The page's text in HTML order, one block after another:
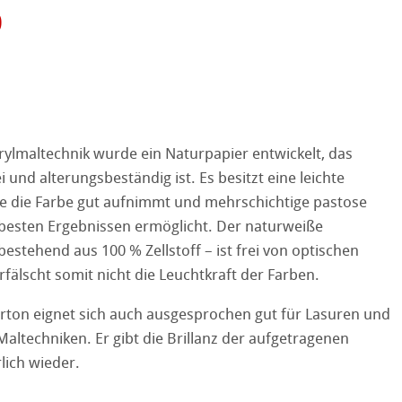
Albums
Album
Rag
Pastel
wurde ein Naturpapier entwickelt, das
und alterungsbeständig ist. Es besitzt eine leichte
die Farbe gut aufnimmt und mehrschichtige pastose
Ergebnissen ermöglicht. Der naturweiße
aus 100 % Zellstoff – ist frei von optischen
somit nicht die Leuchtkraft der Farben.
eignet sich auch ausgesprochen gut für Lasuren und
Er gibt die Brillanz der aufgetragenen
wieder.